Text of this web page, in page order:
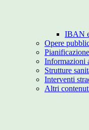
IBAN
Opere
Informazioni
Strutture
Interventi
Altri